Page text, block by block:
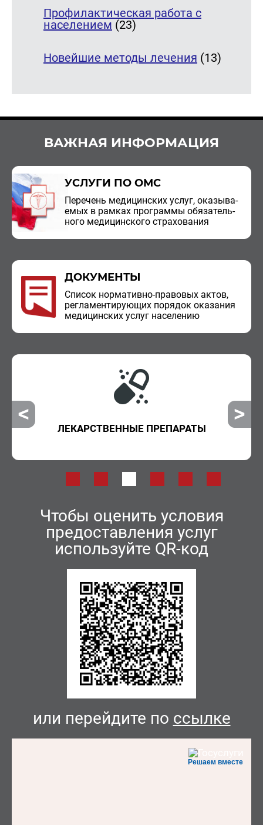
Профилактическая работа с
населением (23)
Новейшие методы лечения (13)
ВАЖНАЯ ИНФОРМАЦИЯ
УСЛУГИ ПО ОМС
Пе­ре­чень ме­ди­цин­ских услуг, ока­зы­ва­
е­мых в рам­ках про­грам­мы обя­за­тель­
но­го ме­ди­цин­ско­го стра­хо­ва­ния
ДОКУМЕНТЫ
Спи­сок нор­ма­тив­но-пра­во­вых актов,
ре­гла­мен­ти­ру­ю­щих по­ря­док ока­за­ния
ме­ди­цин­ских услуг на­се­ле­нию
ВНЕОЧЕРЕДНАЯ ПОМОЩЬ
Чтобы оценить условия
предоставления услуг
используйте QR-код
или перейдите по ссылке
Решаем вместе